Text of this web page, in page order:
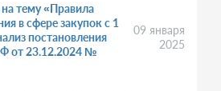
тему «Правила
в сфере закупок с 1
постановления
от 23.12.2024 №
09 января
2025